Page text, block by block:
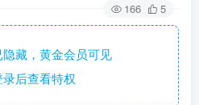
166 5
藏，黄金会员可见
后查看特权